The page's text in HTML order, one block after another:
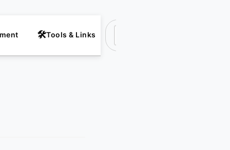
Tools & Links